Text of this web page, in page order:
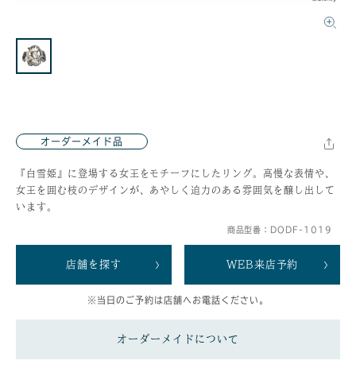
オーダーメイド品
『白雪姫』に登場する女王をモチーフにしたリング。高慢な表情や、
女王を囲む枝のデザインが、あやしく迫力のある雰囲気を醸し出して
います。
商品型番：DODF-1019
店舗を探す WEB来店予約
※当日のご予約は店舗へお電話ください。
オーダーメイドについて